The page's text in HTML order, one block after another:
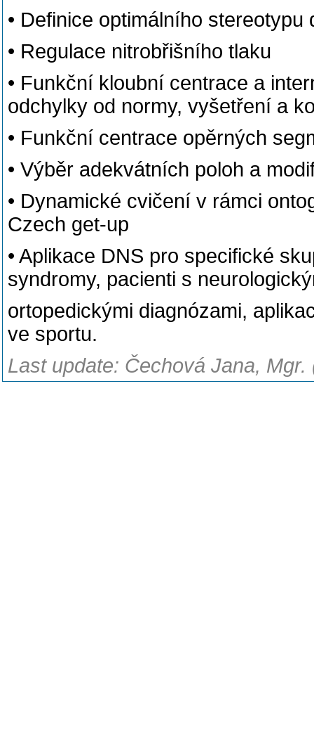
• Definice optimálního stereotypu
• Regulace nitrobřišního tlaku
• Funkční kloubní centrace a
odchylky od normy, vyšetření a
• Funkční centrace opěrných
• Výběr adekvátních poloh a
• Dynamické cvičení v rámci
Czech get-up
• Aplikace DNS pro specifické
syndromy, pacienti s
ortopedickými diagnózami,
ve sportu.
Last update: Čechová Jana, Mgr.